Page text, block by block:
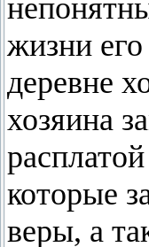
жизни
деревне
хозяина
которые
веры, а